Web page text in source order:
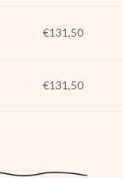
€131,50
€131,50